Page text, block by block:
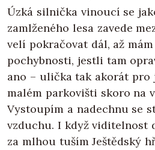
Úzká silnička vinoucí se
zamlženého lesa zavede
velí pokračovat dál, až
pochybnosti, jestli tam
ano – ulička tak akorát pro
malém parkovišti skoro na
Vystoupím a nadechnu se
vzduchu. I když viditelnost
za mlhou tuším Ještědský